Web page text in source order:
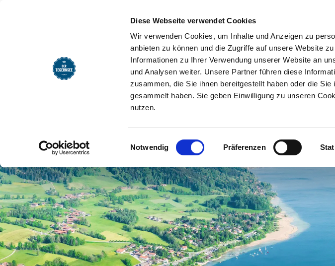
Diese Webseite verwendet Cookies
Wir verwenden Cookies, um Inhalte und Anzeigen zu
anbieten zu können und die Zugriffe auf unsere Website
Informationen zu Ihrer Verwendung unserer Website an
und Analysen weiter. Unsere Partner führen diese
zusammen, die Sie ihnen bereitgestellt haben oder die
gesammelt haben. Sie geben Einwilligung zu unseren
nutzen.
Einwilligungsauswahl
Notwendig Präferenzen
Entdecken